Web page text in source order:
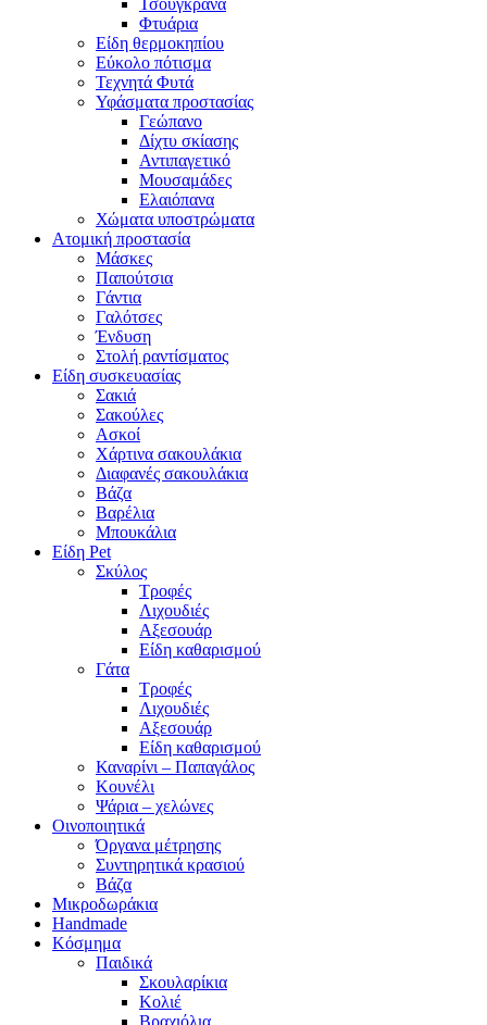
Φτυάρια
Είδη θερμοκηπίου
Εύκολο πότισμα
Τεχνητά Φυτά
Υφάσματα προστασίας
Γεώπανο
Δίχτυ σκίασης
Αντιπαγετικό
Μουσαμάδες
Ελαιόπανα
Χώματα υποστρώματα
Ατομική προστασία
Μάσκες
Παπούτσια
Γάντια
Γαλότσες
Ένδυση
Στολή ραντίσματος
Είδη συσκευασίας
Σακιά
Σακούλες
Ασκοί
Χάρτινα σακουλάκια
Διαφανές σακουλάκια
Βάζα
Βαρέλια
Μπουκάλια
Είδη Pet
Σκύλος
Τροφές
Λιχουδιές
Αξεσουάρ
Είδη καθαρισμού
Γάτα
Τροφές
Λιχουδιές
Αξεσουάρ
Είδη καθαρισμού
Καναρίνι – Παπαγάλος
Κουνέλι
Ψάρια – χελώνες
Οινοποιητικά
Όργανα μέτρησης
Συντηρητικά κρασιού
Βάζα
Μικροδωράκια
Handmade
Κόσμημα
Παιδικά
Σκουλαρίκια
Κολιέ
Βραχιόλια